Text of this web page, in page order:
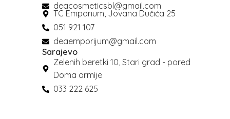
deacosmeticsbl@gmail.com
TC Emporium, Jovana Dučića 25
051 921 107
deaemporijum@gmail.com
Sarajevo
Zelenih beretki 10, Stari grad - pored
Doma armije
033 222 625